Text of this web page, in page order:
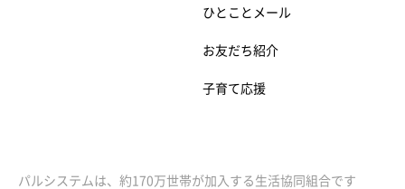
ひとことメール
お友だち紹介
子育て応援
パルシステムは、約170万世帯が加入する生活協同組合です